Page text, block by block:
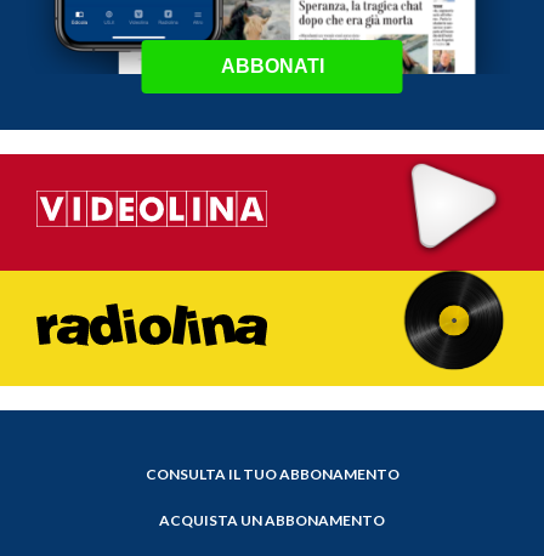
ABBONATI
CONSULTA IL TUO ABBONAMENTO
ACQUISTA UN ABBONAMENTO